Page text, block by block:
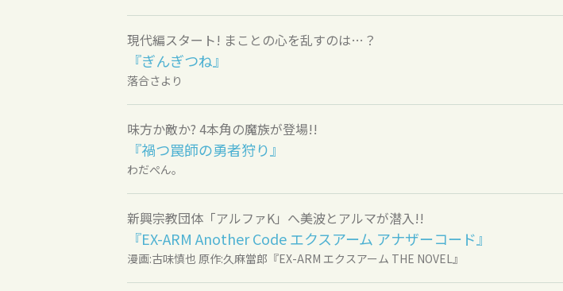
現代編スタート! まことの心を乱すのは…？
『ぎんぎつね』
落合さより
味方か敵か? 4本角の魔族が登場!!
『禍つ罠師の勇者狩り』
わだぺん。
新興宗教団体「アルファK」へ美波とアルマが潜入!!
『EX-ARM Another Code エクスアーム アナザーコード』
漫画:古味慎也 原作:久麻當郎『EX-ARM エクスアーム THE NOVEL』